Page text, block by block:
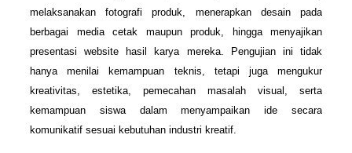
melaksanakan fotografi produk, menerapkan desain pada
berbagai media cetak maupun produk, hingga menyajikan
presentasi website hasil karya mereka. Pengujian ini tidak
hanya menilai kemampuan teknis, tetapi juga mengukur
kreativitas, estetika, pemecahan masalah visual, serta
kemampuan siswa dalam menyampaikan ide secara
komunikatif sesuai kebutuhan industri kreatif.